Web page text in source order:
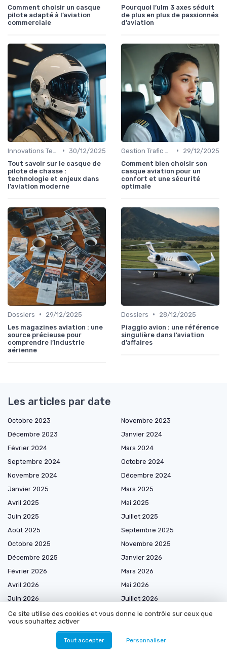
Comment choisir un casque
pilote adapté à l’aviation
commerciale
Pourquoi l’ulm 3 axes séduit
de plus en plus de passionnés
d’aviation
• 30/12/2025
Tout savoir sur le casque de
pilote de chasse :
technologie et enjeux dans
l’aviation moderne
•
29/12/2025
Comment bien choisir son
casque aviation pour un
confort et une sécurité
optimale
Dossiers •
29/12/2025
Les magazines aviation : une
source précieuse pour
comprendre l’industrie
aérienne
Dossiers •
28/12/2025
Piaggio avion : une référence
singulière dans l’aviation
d’affaires
Les articles par date
Octobre 2023
Novembre 2023
Décembre 2023
Janvier 2024
Février 2024
Mars 2024
Septembre 2024
Octobre 2024
Novembre 2024
Décembre 2024
Janvier 2025
Mars 2025
Avril 2025
Mai 2025
Juin 2025
Juillet 2025
Août 2025
Septembre 2025
Octobre 2025
Novembre 2025
Décembre 2025
Janvier 2026
Février 2026
Mars 2026
Avril 2026
Mai 2026
Juin 2026
Juillet 2026
Août 2026
Ce site utilise des cookies et vous donne le contrôle sur ceux que
vous souhaitez activer
Tout accepter Personnaliser